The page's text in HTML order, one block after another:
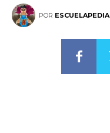
POR ESCUELAPEDIA